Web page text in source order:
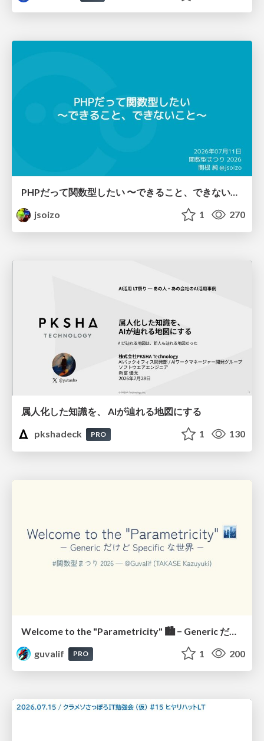
jsoizo
1 270
属人化した知識を、 AIが辿れる地図にする
pkshadeck
PRO 1 130
Welcome to the "Parametricity" 🏙️ − Generic だけど Specific な世界 −
guvalif
PRO 1 200